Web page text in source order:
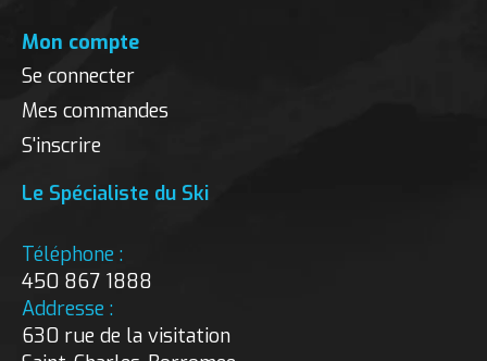
Mon compte
Se connecter
Mes commandes
S'inscrire
Le Spécialiste du Ski
Téléphone :
450 867 1888
Addresse :
630 rue de la visitation